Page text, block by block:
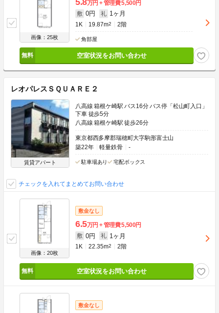
画像：25枚
万円 管理費5,500円
敷 0円 礼 1ヶ月
1K 19.87m2 2階
角部屋
空室状況をお問い合わせ
レオパレスＳＱＵＡＲＥ２
賃貸アパート
八高線 箱根ケ崎駅 バス16分 バス停「松山町入口」
下車 徒歩5分
八高線 箱根ケ崎駅 徒歩26分
東京都西多摩郡瑞穂町大字駒形富士山
築22年
軽量鉄骨 -
駐車場あり 宅配ボックス
チェックを入れてまとめてお問い合わせ
画像：20枚
敷金なし
6.5万円 管理費5,500円
敷 0円 礼 1ヶ月
1K 22.35m2 2階
空室状況をお問い合わせ
敷金なし